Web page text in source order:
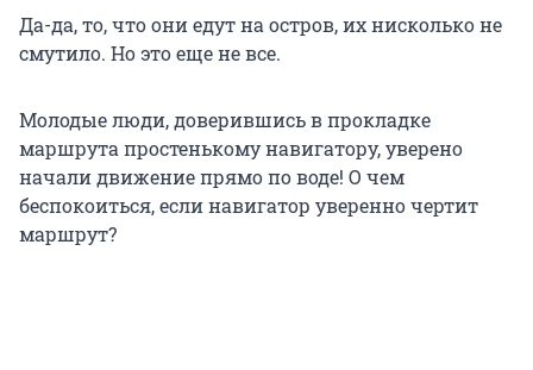
Да-да, то, что они едут на остров, их нисколько не
смутило. Но это еще не все.
Молодые люди, доверившись в прокладке
маршрута простенькому навигатору, уверено
начали движение прямо по воде! О чем
беспокоиться, если навигатор уверенно чертит
маршрут?